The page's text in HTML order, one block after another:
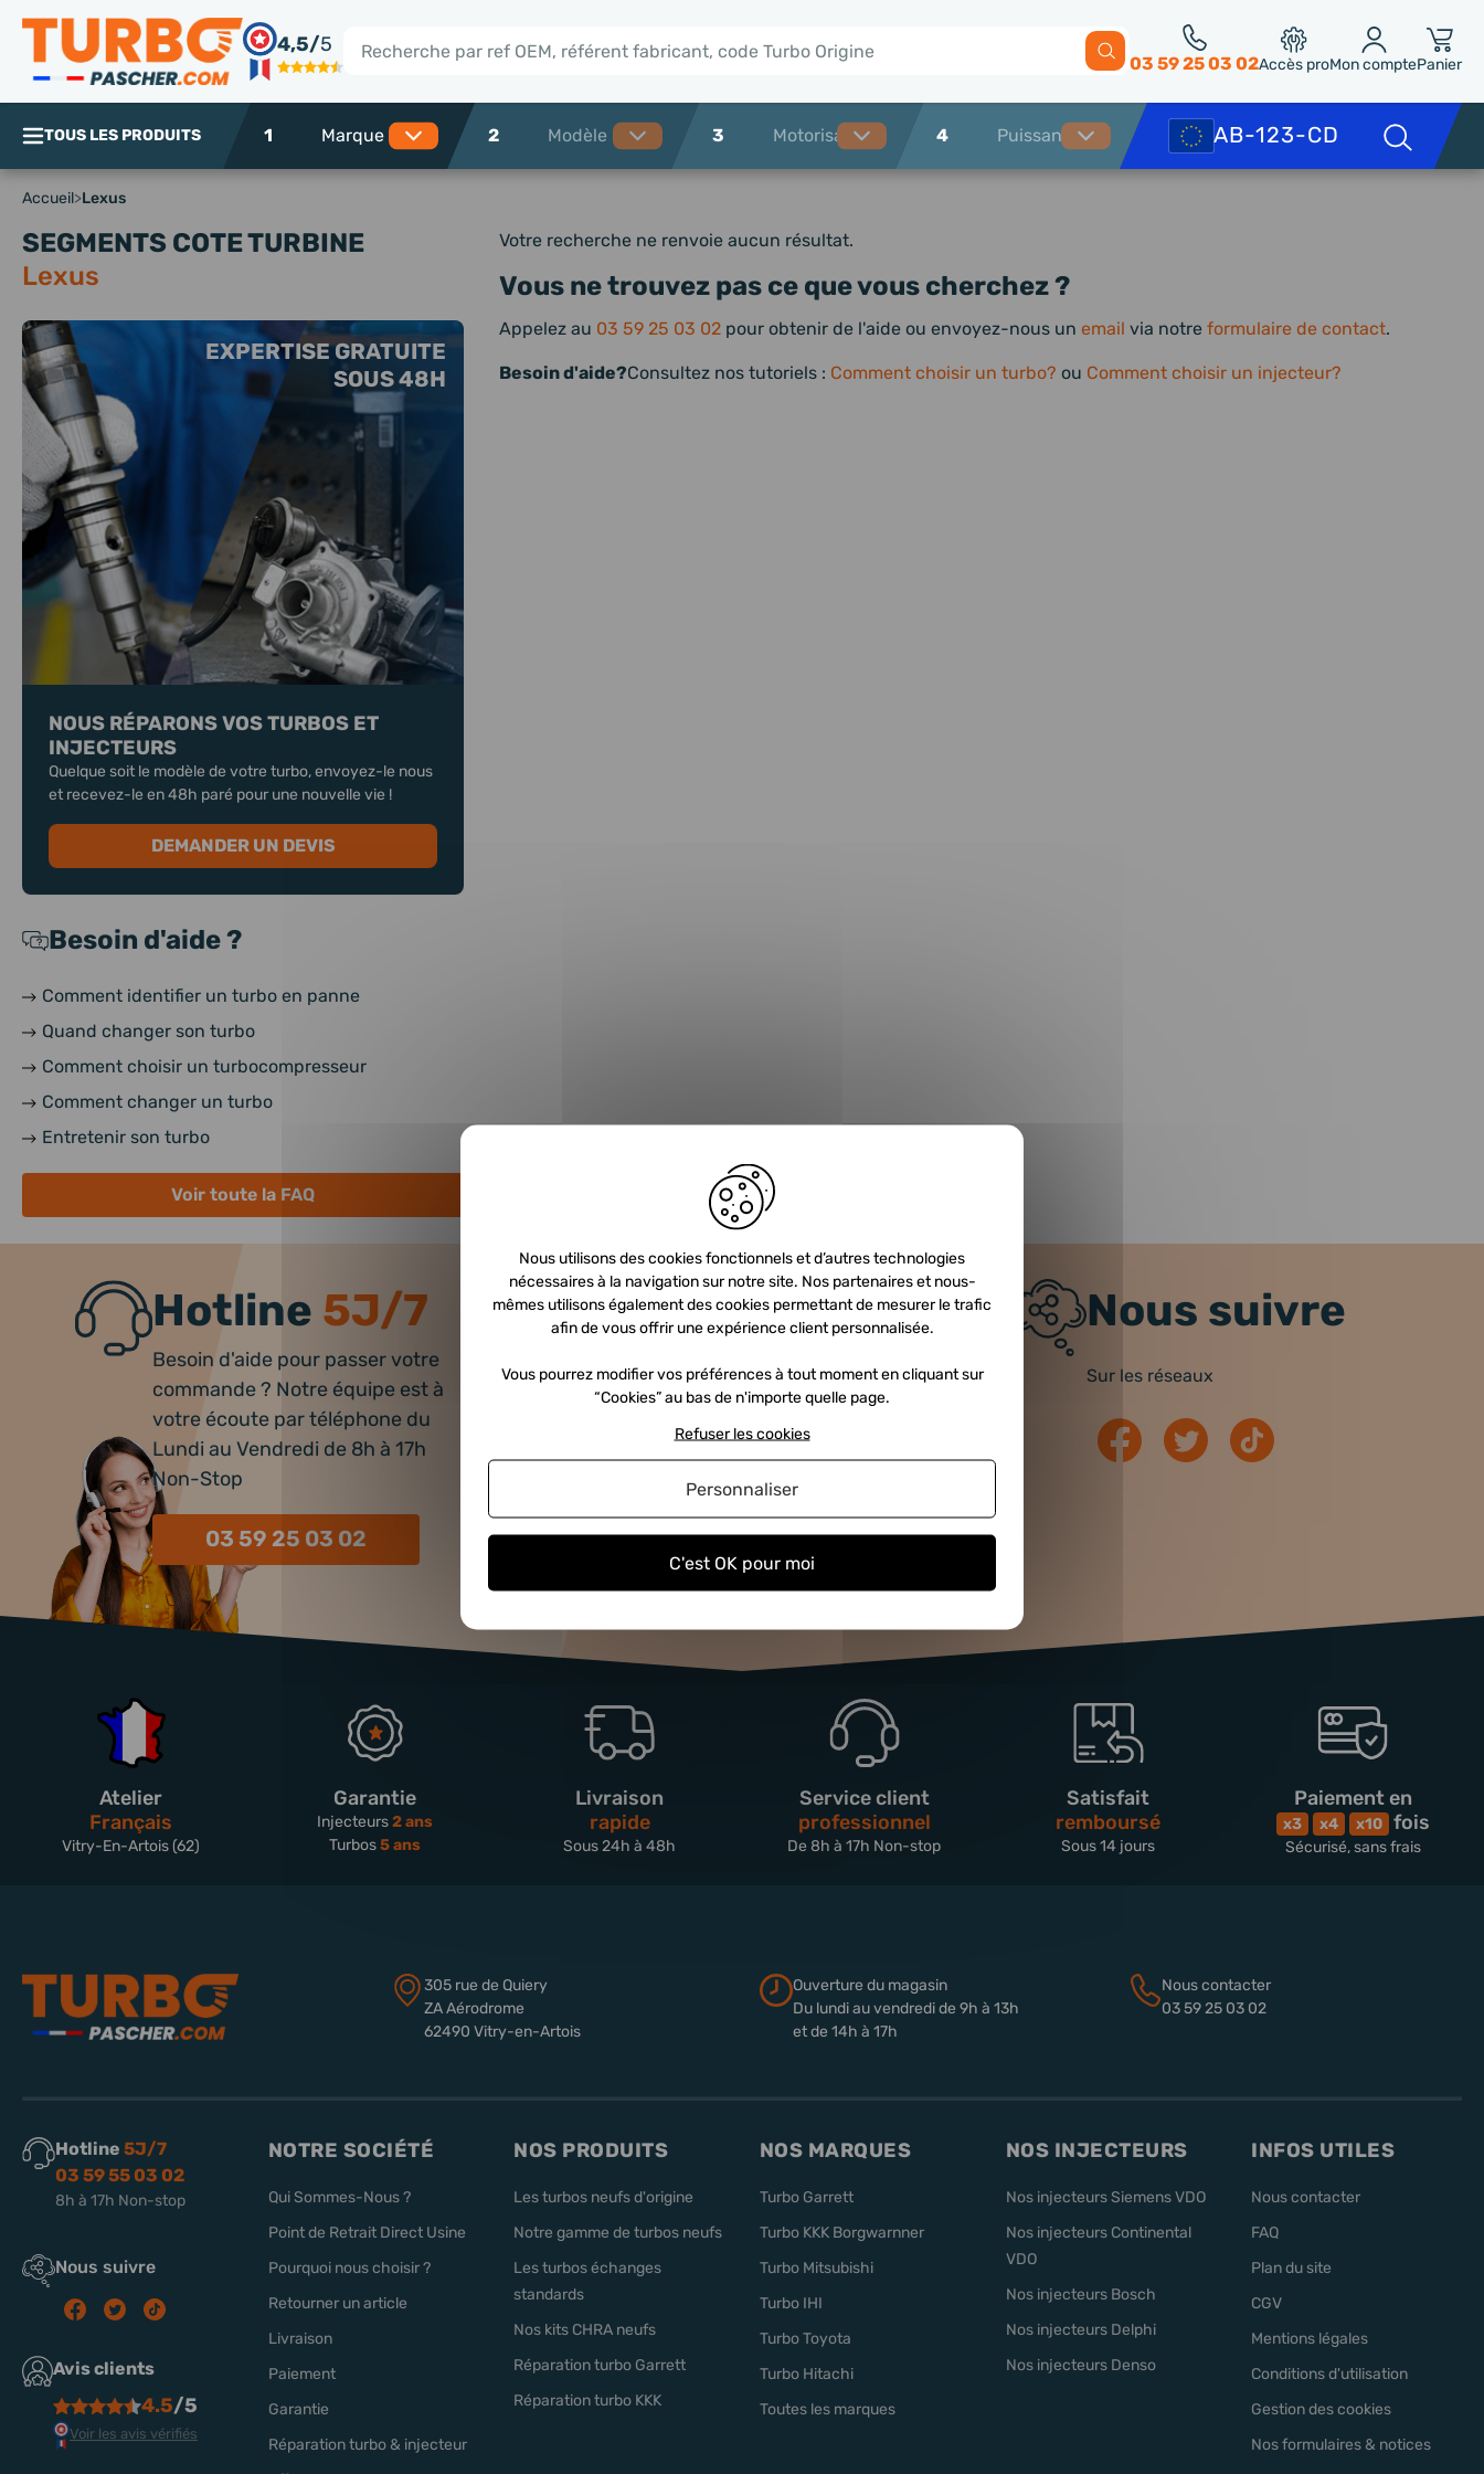
4,5/5
Rechercher 03 59 25 03 02Accès proMon comptePanier
TOUS LES PRODUITS 1 2 3 4
Accueil>Lexus
SEGMENTS COTE TURBINE
Lexus
EXPERTISE GRATUITE
SOUS 48H
NOUS RÉPARONS VOS TURBOS ET
INJECTEURS
Quelque soit le modèle de votre turbo, envoyez-le nous
et recevez-le en 48h paré pour une nouvelle vie !
DEMANDER UN DEVIS
Besoin d'aide ?
Comment identifier un turbo en panne
Quand changer son turbo
Comment choisir un turbocompresseur
Comment changer un turbo
Entretenir son turbo
Voir toute la FAQ
Votre recherche ne renvoie aucun résultat.
Vous ne trouvez pas ce que vous cherchez ?
Appelez au 03 59 25 03 02 pour obtenir de l'aide ou envoyez-nous un email via notre formulaire de contact.
Besoin d'aide?Consultez nos tutoriels : Comment choisir un turbo? ou Comment choisir un injecteur?
Hotline 5J/7
Besoin d'aide pour passer votre
commande ? Notre équipe est à
votre écoute par téléphone du
Lundi au Vendredi de 8h à 17h
Non-Stop
03 59 25 03 02
Newsletter
Inscrivez-vous et recevez nos offres et
Nous suivre
Sur les réseaux
Atelier
Français
Vitry-En-Artois (62)
Garantie
Injecteurs2 ans
Turbos5 ans
Livraison
rapide
Sous 24h à 48h
Service client
professionnel
De 8h à 17h Non-stop
Satisfait
remboursé
Sous 14 jours
Paiement en
x3 x4 x10 fois
Sécurisé, sans frais
305 rue de Quiery
ZA Aérodrome
62490 Vitry-en-Artois
Ouverture du magasin
Du lundi au vendredi de 9h à 13h
et de 14h à 17h
Nous contacter
03 59 25 03 02
Hotline 5J/7
03 59 55 03 02
8h à 17h Non-stop
Nous suivre
Avis clients
4.5/5
Voir les avis vérifiés
NOTRE SOCIÉTÉ
Qui Sommes-Nous ?
Point de Retrait Direct Usine
Pourquoi nous choisir ?
Retourner un article
Livraison
Paiement
Garantie
Réparation turbo & injecteur
NOS PRODUITS
Les turbos neufs d'origine
Notre gamme de turbos neufs
Les turbos échanges
standards
Nos kits CHRA neufs
Réparation turbo Garrett
Réparation turbo KKK
NOS MARQUES
Turbo Garrett
Turbo KKK Borgwarnner
Turbo Mitsubishi
Turbo IHI
Turbo Toyota
Turbo Hitachi
Toutes les marques
NOS INJECTEURS
Nos injecteurs Siemens VDO
Nos injecteurs Continental
VDO
Nos injecteurs Bosch
Nos injecteurs Delphi
Nos injecteurs Denso
INFOS UTILES
Nous contacter
FAQ
Plan du site
CGV
Mentions légales
Conditions d'utilisation
Gestion des cookies
Nos formulaires & notices
Panneau de gestion des cookies
Nous utilisons des cookies fonctionnels et d’autres technologies
nécessaires à la navigation sur notre site. Nos partenaires et nous-
mêmes utilisons également des cookies permettant de mesurer le trafic
afin de vous offrir une expérience client personnalisée.
Vous pourrez modifier vos préférences à tout moment en cliquant sur
“Cookies” au bas de n'importe quelle page.
C'est OK pour moi
Refuser les cookies
Personnaliser